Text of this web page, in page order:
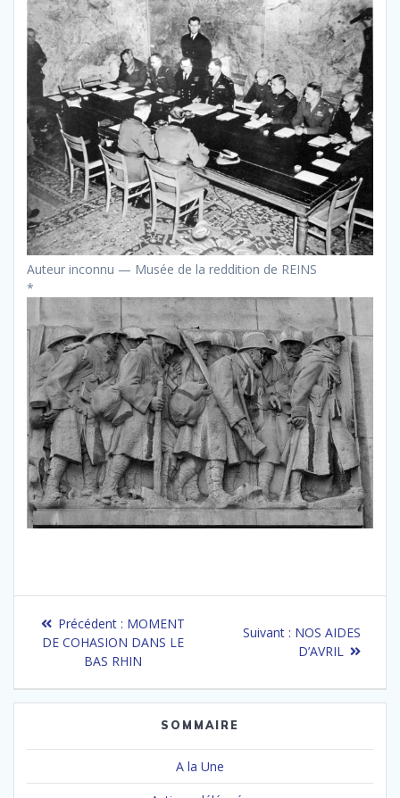
Auteur inconnu — Musée de la reddition de REINS
*
Navigation
de
l’article
Précédent : Article
précédent
:
MOMENT
DE COHASION DANS LE
BAS RHIN
Suivant : Article
suivant
NOS AIDES
D’AVRIL
SOMMAIRE
A la Une